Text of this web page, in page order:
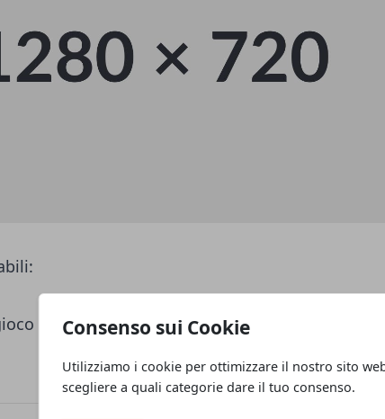
Consenso sui Cookie
Utilizziamo i cookie per ottimizzare il nostro sito
scegliere a quali categorie dare il tuo consenso.
in modalità arcade